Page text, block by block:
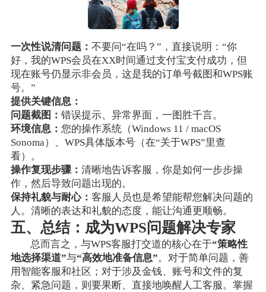
一次性说清问题： 不要问“在吗？”，直接说明：“你
好，我的WPS会员在XX时间通过支付宝支付成功，但
现在账号仍显示非会员，这是我的订单号截图和WPS账
号。”
提供关键信息：
问题截图： 错误提示、异常界面，一图胜千言。
环境信息： 您的操作系统（Windows 11 / macOS
Sonoma）、WPS具体版本号（在“关于WPS”里查
看）。
操作复现步骤： 清晰地告诉客服，你是如何一步步操
作，然后导致问题出现的。
保持礼貌与耐心： 客服人员也是希望能帮您解决问题的
人。清晰的表达和礼貌的态度，能让沟通更顺畅。
五、总结：成为WPS问题解决专家
总而言之，与WPS客服打交道的核心在于“策略性
地选择渠道”与“高效地准备信息”。对于简单问题，善
用智能客服和社区；对于涉及金钱、账号和文件的复
杂、紧急问题，则要果断、直接地唤醒人工客服。掌握